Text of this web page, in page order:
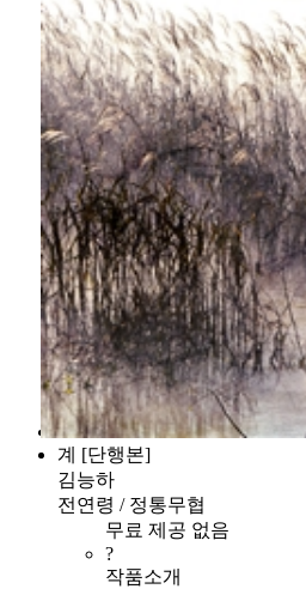
계 [단행본]
김능하
전연령 / 정통무협
무료 제공 없음
?
작품소개